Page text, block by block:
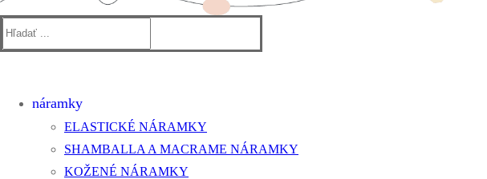
Hľadať:
náramky
ELASTICKÉ NÁRAMKY
SHAMBALLA A MACRAME NÁRAMKY
KOŽENÉ NÁRAMKY